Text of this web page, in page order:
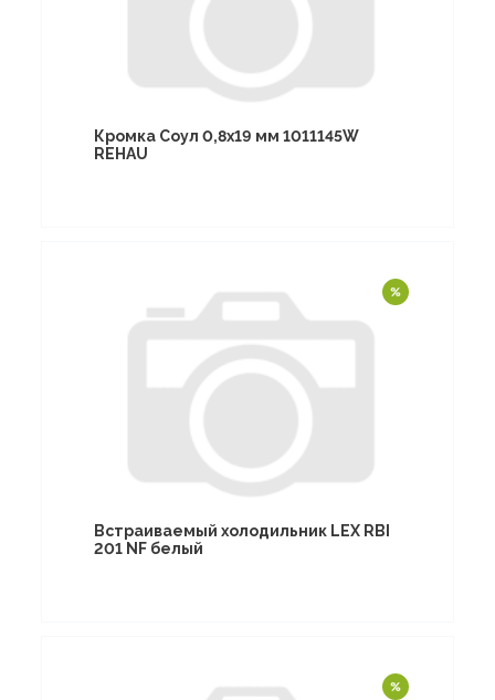
Кромка Соул 0,8х19 мм 1011145W
REHAU
Встраиваемый холодильник LEX RBI
201 NF белый